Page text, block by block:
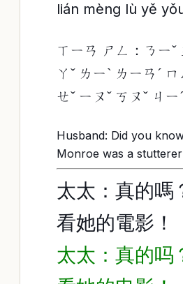
lián mèng lù yě
ㄒㄧㄢ ㄕㄥ：ㄋㄧˇ
ㄚˇ ㄌㄧˋ ㄌㄧㄢˊ ㄇ
ㄝˇ ㄧㄡˇ ㄎㄡˇ ㄐㄧ
Husband: Did you
Monroe was a
太太：真的嗎
看她的電影！
太太：真的吗